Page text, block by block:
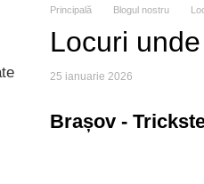
Principală Blogul nostru
Locuri
25 ianuarie 2026
Brașov -